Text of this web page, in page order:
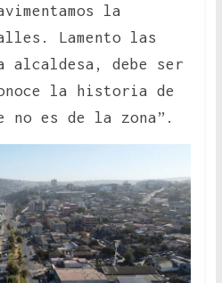
la
Lamento las
alcaldesa, debe ser
la historia de
no es de la zona”.